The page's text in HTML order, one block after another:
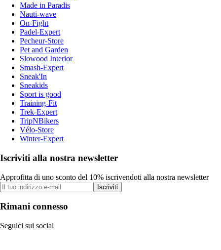
Made in Paradis
Nauti-wave
On-Fight
Padel-Expert
Pecheur-Store
Pet and Garden
Slowood Interior
Smash-Expert
Sneak'In
Sneakids
Sport is good
Training-Fit
Trek-Expert
TripNBikers
Vélo-Store
Winter-Expert
Iscriviti alla nostra newsletter
Approfitta di uno sconto del 10% iscrivendoti alla nostra newsletter
Iscriviti
Rimani connesso
Seguici sui social